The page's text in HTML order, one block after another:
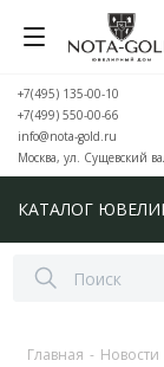
+7(495) 135-00-10
+7(499) 550-00-66
info@nota-gold.ru
Москва, ул. Сущевский
КАТАЛОГ
Главная - Новости